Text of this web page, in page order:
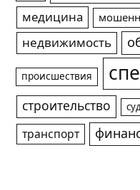
медицина
недвижимость
происшествия
строительство
транспорт